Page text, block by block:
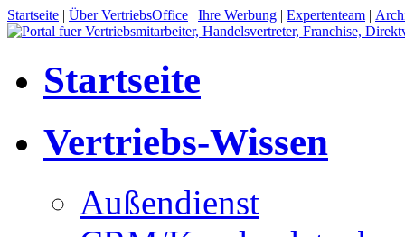
Startseite | Über VertriebsOffice | Ihre Werbung | Expertenteam |
Startseite
Vertriebs-Wissen
Außendienst